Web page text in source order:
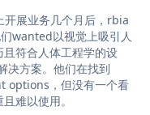
展业务几个月后，rbia
wanted以视觉上吸引人
符合人体工程学的设
决方案。他们在找到
options，但没有一个看
难以使用。